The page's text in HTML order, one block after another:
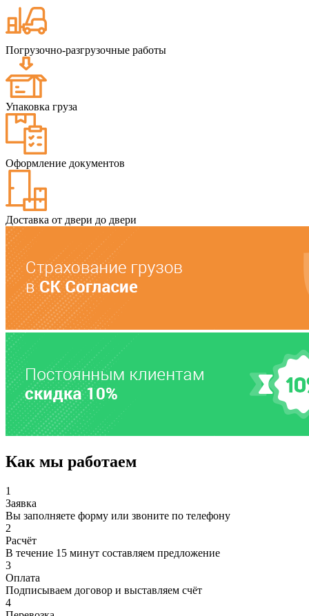
Погрузочно-разгрузочные работы
Упаковка груза
Оформление документов
Доставка от двери до двери
Как мы работаем
1
Заявка
Вы заполняете форму или звоните по телефону
2
Расчёт
В течение 15 минут составляем предложение
3
Оплата
Подписываем договор и выставляем счёт
4